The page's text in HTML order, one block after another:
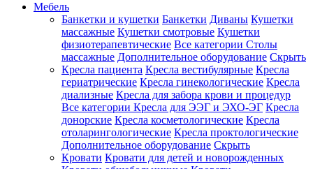
Мебель
Банкетки и кушетки Банкетки Диваны Кушетки
массажные Кушетки смотровые Кушетки
физиотерапевтические Все категории Столы
массажные Дополнительное оборудование Скрыть
Кресла пациента Кресла вестибулярные Кресла
гериатрические Кресла гинекологические Кресла
диализные Кресла для забора крови и процедур
Все категории Кресла для ЭЭГ и ЭХО-ЭГ Кресла
донорские Кресла косметологические Кресла
отоларингологические Кресла проктологические
Дополнительное оборудование Скрыть
Кровати Кровати для детей и новорожденных